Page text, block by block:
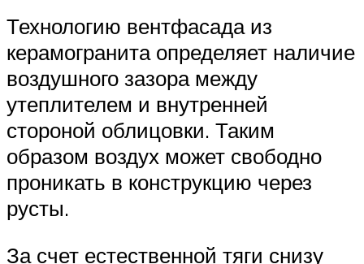
Технологию вентфасада из
керамогранита определяет наличие
воздушного зазора между
утеплителем и внутренней
стороной облицовки. Таким
образом воздух может свободно
проникать в конструкцию через
русты.
За счет естественной тяги снизу